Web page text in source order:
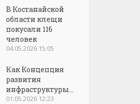
В Костанайской
области клещи
покусали 116
человек
04.05.2026 15:05
Как Концепция
развития
инфраструктуры...
01.05.2026 12:23